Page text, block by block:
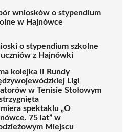
wniosków o stypendium
w Hajnówce
o stypendium szkolne
z Hajnówki
kolejka II Rundy
Ligi
w Tenisie Stołowym
spektaklu „O
75 lat” w
Miejscu